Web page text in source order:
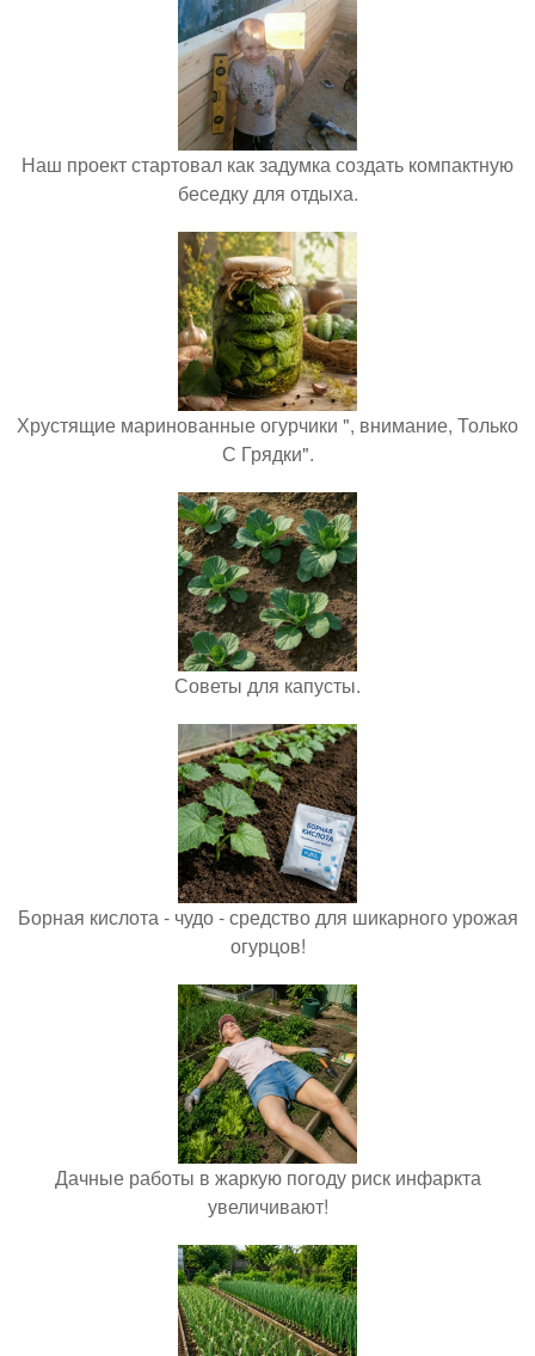
Наш проект стартовал как задумка создать компактную
беседку для отдыха.
Хрустящие маринованные огурчики ", внимание, Только
С Грядки".
Советы для капусты.
Борная кислота - чудо - средство для шикарного урожая
огурцов!
Дачные работы в жаркую погоду риск инфаркта
увеличивают!